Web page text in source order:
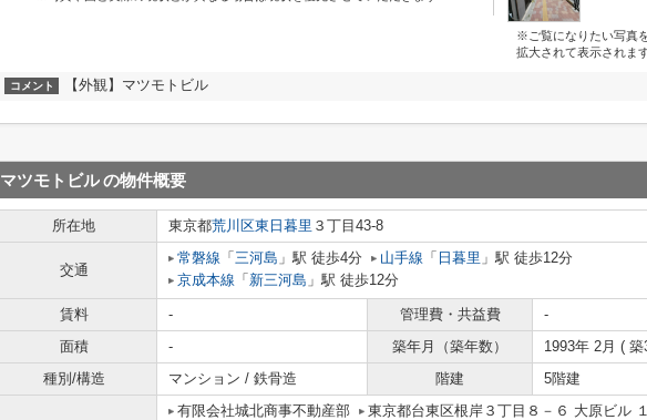
※ご覧になりたい写真
拡大されて表示されます
コメント 【外観】マツモトビル
マツモトビルの物件概要
所在地 東京都荒川区東日暮里 ３丁目43-8
交通
常磐線 「 三河島 」駅 徒歩4分 山手線 「 日暮里 」駅 徒歩12分
京成本線 「 新三河島 」駅 徒歩12分
賃料 - 管理費・共益費
-
面積
- 築年月（築年数）
1993年 2月 ( 築
種別/構造
マンション / 鉄骨造 階建 5階建
有限会社城北商事不動産部
東京都台東区根岸３丁目８－６ 大原ビル